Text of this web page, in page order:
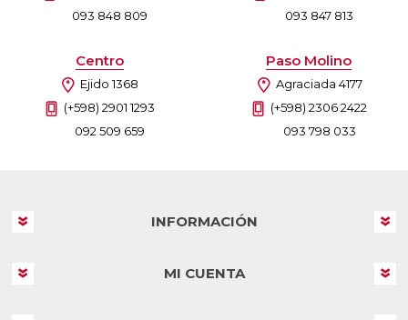
093 848 809
093 847 813
Centro
Ejido 1368
(+598) 2901 1293
092 509 659
Paso Molino
Agraciada 4177
(+598) 2306 2422
093 798 033
INFORMACIÓN
MI CUENTA